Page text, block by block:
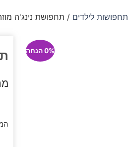
תחפושות לילדים / תחפושת נינג'ה
0% הנחה